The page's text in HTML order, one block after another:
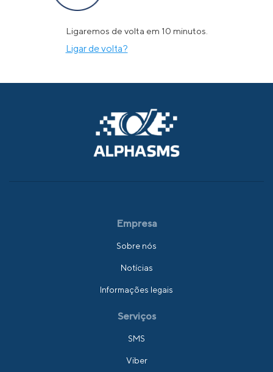
Ligaremos de volta em 10 minutos.
Ligar de volta?
Empresa
Sobre nós
Notícias
Informações legais
Serviços
SMS
Viber